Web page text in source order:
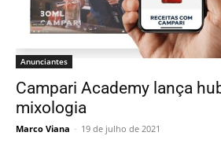
Anunciantes
Campari Academy lança
mixologia
Marco Viana - 19 de julho de 2021